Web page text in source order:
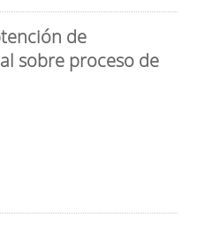
de
sobre proceso de